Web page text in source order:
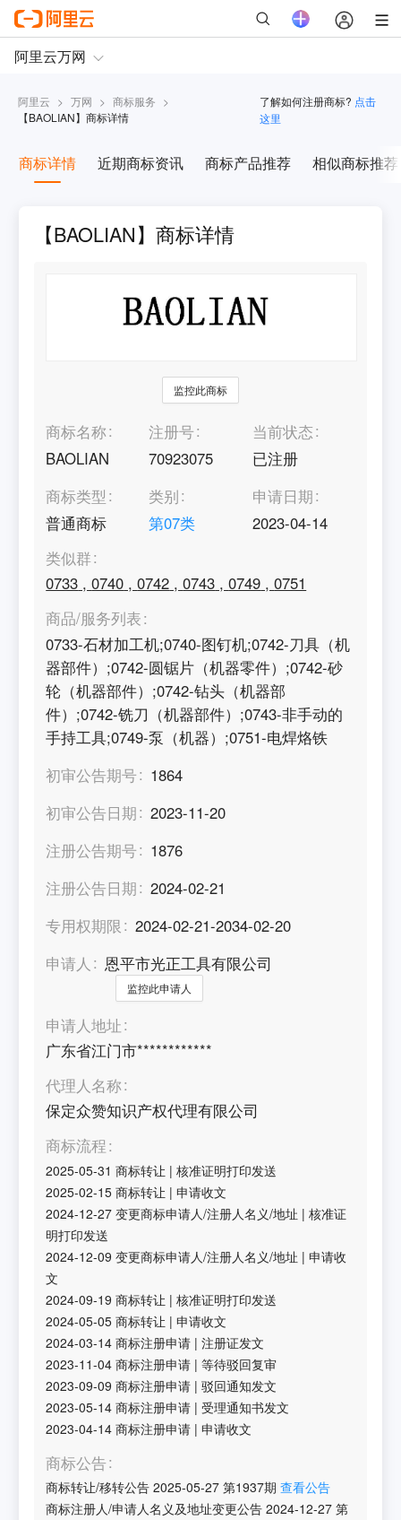
阿里云 > 万网 > 商标服务 >
【BAOLIAN】商标详情
了解如何注册商标? 点击
这里
商标详情 近期商标资讯 商标产品推荐 相似商标推荐
【BAOLIAN】商标详情
监控此商标
商标名称
BAOLIAN
注册号
70923075
当前状态
已注册
商标类型
普通商标
类别
第07类
申请日期
2023-04-14
类似群
0733 ,0740 ,0742 ,0743 ,0749 ,0751
商品/服务列表
0733-石材加工机;0740-图钉机;0742-刀具（机
器部件）;0742-圆锯片（机器零件）;0742-砂
轮（机器部件）;0742-钻头（机器部
件）;0742-铣刀（机器部件）;0743-非手动的
手持工具;0749-泵（机器）;0751-电焊烙铁
初审公告期号
1864
初审公告日期
2023-11-20
注册公告期号
1876
注册公告日期
2024-02-21
专用权期限
2024-02-21-2034-02-20
申请人
恩平市光正工具有限公司
监控此申请人
申请人地址
广东省江门市************
代理人名称
保定众赞知识产权代理有限公司
商标流程
2025-05-31 商标转让 |核准证明打印发送
2025-02-15 商标转让 |申请收文
2024-12-27 变更商标申请人/注册人名义/地址 |核准证
明打印发送
2024-12-09 变更商标申请人/注册人名义/地址 |申请收
文
2024-09-19 商标转让 |核准证明打印发送
2024-05-05 商标转让 |申请收文
2024-03-14 商标注册申请 |注册证发文
2023-11-04 商标注册申请 |等待驳回复审
2023-09-09 商标注册申请 |驳回通知发文
2023-05-14 商标注册申请 |受理通知书发文
2023-04-14 商标注册申请 |申请收文
商标公告
商标转让/移转公告 2025-05-27 第1937期 查看公告
商标注册人/申请人名义及地址变更公告 2024-12-27 第